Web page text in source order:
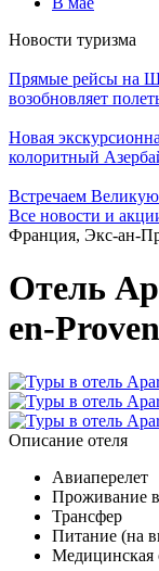
Новости туризма
Прямые рейсы на
возобновляет
Новая
колоритный
Встречаем
Все новости и
Франция, Экс-ан-
Отель
en-
Описание отеля
Авиаперелет
Проживание в
Трансфер
Питание (на
Медицинская